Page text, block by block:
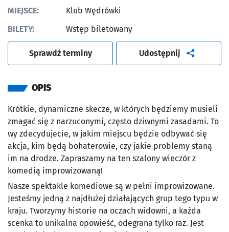
MIEJSCE:
Klub Wędrówki
BILETY:
Wstęp biletowany
Sprawdź terminy Udostępnij artykuł
OPIS
Krótkie, dynamiczne skecze, w których będziemy musieli
zmagać się z narzuconymi, często dziwnymi zasadami. To
wy zdecydujecie, w jakim miejscu będzie odbywać się
akcja, kim będą bohaterowie, czy jakie problemy staną
im na drodze. Zapraszamy na ten szalony wieczór z
komedią improwizowaną!
Nasze spektakle komediowe są w pełni improwizowane.
Jesteśmy jedną z najdłużej działających grup tego typu w
kraju. Tworzymy historie na oczach widowni, a każda
scenka to unikalna opowieść, odegrana tylko raz. Jest